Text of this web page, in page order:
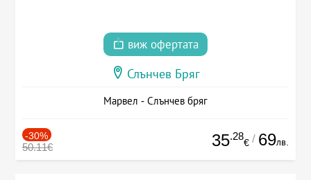
виж офертата
Слънчев Бряг
Марвел - Слънчев бряг
-30%
50.11€ 35.28
€ / 69лв.